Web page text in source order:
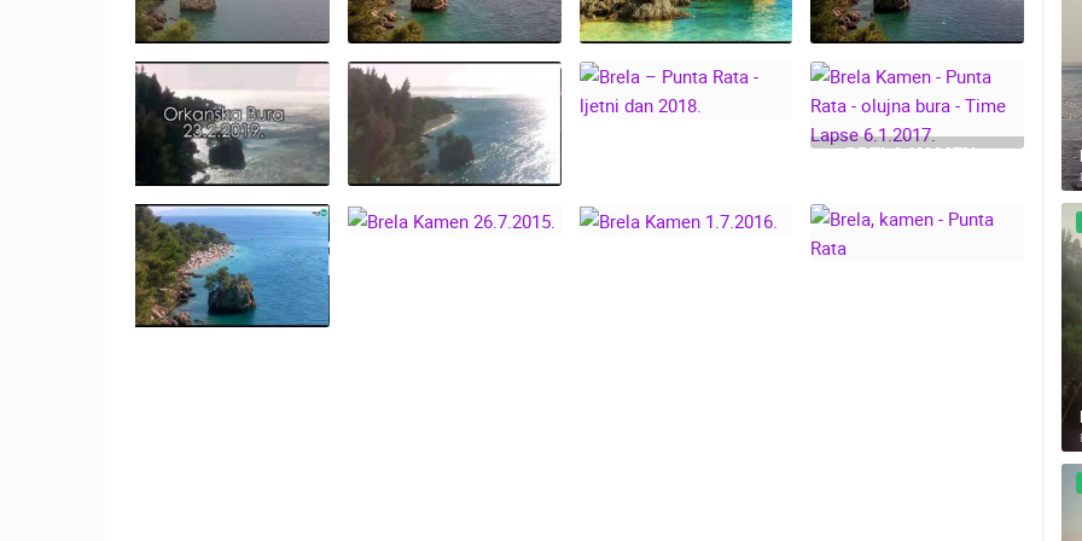
MRKOPALJ SANJKALIŠTE
ČELIMBAŠA MRKOPALJ SKIJALIŠTE ČELIMBAŠA RAKOVICA OKRETNA KAMERA
KATEGORIJE KAMERA
NAJBOLJE S WEBA GRADOVI I MJESTA
NAJLJEPŠE PLAŽE
HRVATSKE - BRELA
KAMEN, PUNTA
RATA 16.08.2022.
KAMERN BRELA,
PLAŽA PUNTA
RATA SEZONA
20.07.2021.
BRELA – PUNTA
RATA - 10.8.2019.
BURA STOLJEĆA -
EKSTREMNA
ORKANSKA BURA -
23.2.2019
2018.
BRELA KAMEN -
TIME LAPSE